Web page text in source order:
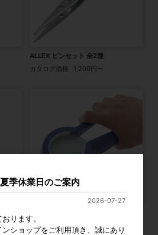
ALLEX ピンセット 全2種
カタログ価格
1,200円〜
カタログ価格
季休業日のご案内
2026-07-27
ります。
ショップをご利用頂き、誠にあり